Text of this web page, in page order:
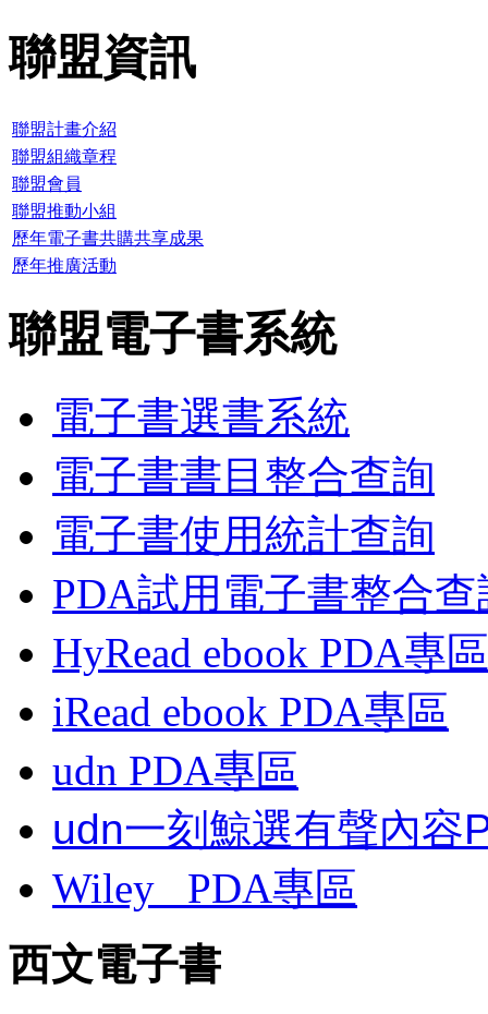
聯盟資訊
聯盟計畫介紹
聯盟組織章程
聯盟會員
聯盟推動小組
歷年電子書共購共享成果
歷年推廣活動
聯盟電子書系統
電子書選書系統
電子書書目整合查詢
電子書使用統計查詢
PDA試用電子書整合查
HyRead ebook PDA專區
iRead ebook PDA專區
udn PDA專區
udn一刻鯨選有聲內容
Wiley
PDA專區
西文電子書